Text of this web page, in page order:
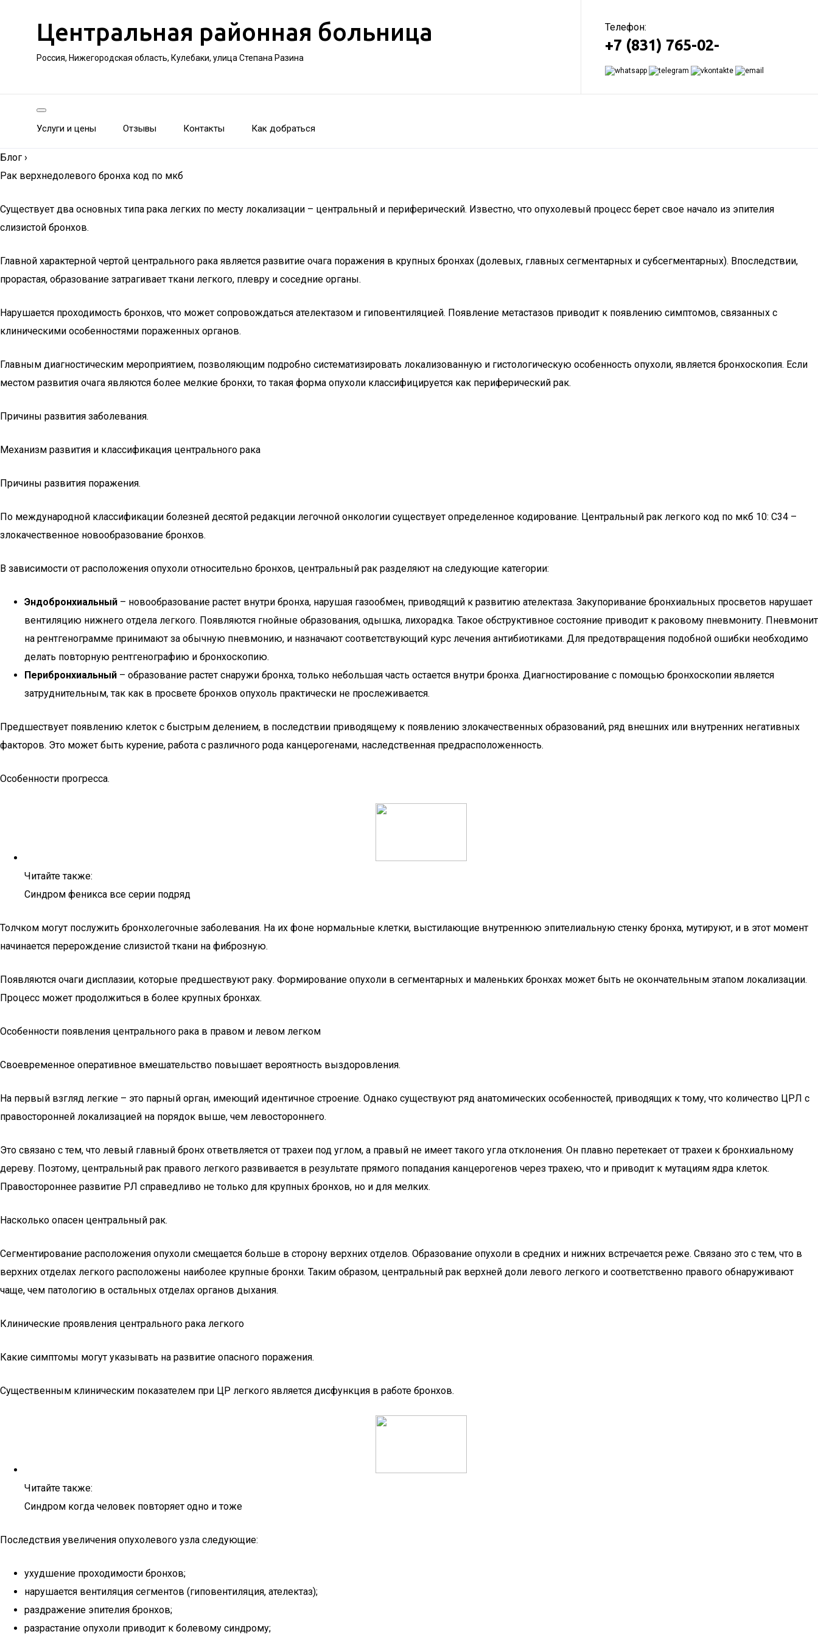
Центральная районная больница
Россия, Нижегородская область, Кулебаки, улица Степана Разина
Телефон:
+7 (831) 765-02-
Услуги и цены Отзывы Контакты Как добраться
Блог ›
Рак верхнедолевого бронха код по мкб
Существует два основных типа рака легких по месту локализации – центральный и периферический. Известно, что опухолевый процесс берет свое начало из эпителия
слизистой бронхов.
Главной характерной чертой центрального рака является развитие очага поражения в крупных бронхах (долевых, главных сегментарных и субсегментарных). Впоследствии,
прорастая, образование затрагивает ткани легкого, плевру и соседние органы.
Нарушается проходимость бронхов, что может сопровождаться ателектазом и гиповентиляцией. Появление метастазов приводит к появлению симптомов, связанных с
клиническими особенностями пораженных органов.
Главным диагностическим мероприятием, позволяющим подробно систематизировать локализованную и гистологическую особенность опухоли, является бронхоскопия. Если
местом развития очага являются более мелкие бронхи, то такая форма опухоли классифицируется как периферический рак.
Причины развития заболевания.
Механизм развития и классификация центрального рака
Причины развития поражения.
По международной классификации болезней десятой редакции легочной онкологии существует определенное кодирование. Центральный рак легкого код по мкб 10: С34 –
злокачественное новообразование бронхов.
В зависимости от расположения опухоли относительно бронхов, центральный рак разделяют на следующие категории:
Эндобронхиальный – новообразование растет внутри бронха, нарушая газообмен, приводящий к развитию ателектаза. Закупоривание бронхиальных просветов нарушает
вентиляцию нижнего отдела легкого. Появляются гнойные образования, одышка, лихорадка. Такое обструктивное состояние приводит к раковому пневмониту. Пневмонит
на рентгенограмме принимают за обычную пневмонию, и назначают соответствующий курс лечения антибиотиками. Для предотвращения подобной ошибки необходимо
делать повторную рентгенографию и бронхоскопию.
Перибронхиальный – образование растет снаружи бронха, только небольшая часть остается внутри бронха. Диагностирование с помощью бронхоскопии является
затруднительным, так как в просвете бронхов опухоль практически не прослеживается.
Предшествует появлению клеток с быстрым делением, в последствии приводящему к появлению злокачественных образований, ряд внешних или внутренних негативных
факторов. Это может быть курение, работа с различного рода канцерогенами, наследственная предрасположенность.
Особенности прогресса.
Читайте также:
Синдром феникса все серии подряд
Толчком могут послужить бронхолегочные заболевания. На их фоне нормальные клетки, выстилающие внутреннюю эпителиальную стенку бронха, мутируют, и в этот момент
начинается перерождение слизистой ткани на фиброзную.
Появляются очаги дисплазии, которые предшествуют раку. Формирование опухоли в сегментарных и маленьких бронхах может быть не окончательным этапом локализации.
Процесс может продолжиться в более крупных бронхах.
Особенности появления центрального рака в правом и левом легком
Своевременное оперативное вмешательство повышает вероятность выздоровления.
На первый взгляд легкие – это парный орган, имеющий идентичное строение. Однако существуют ряд анатомических особенностей, приводящих к тому, что количество ЦРЛ с
правосторонней локализацией на порядок выше, чем левостороннего.
Это связано с тем, что левый главный бронх ответвляется от трахеи под углом, а правый не имеет такого угла отклонения. Он плавно перетекает от трахеи к бронхиальному
дереву. Поэтому, центральный рак правого легкого развивается в результате прямого попадания канцерогенов через трахею, что и приводит к мутациям ядра клеток.
Правостороннее развитие РЛ справедливо не только для крупных бронхов, но и для мелких.
Насколько опасен центральный рак.
Сегментирование расположения опухоли смещается больше в сторону верхних отделов. Образование опухоли в средних и нижних встречается реже. Связано это с тем, что в
верхних отделах легкого расположены наиболее крупные бронхи. Таким образом, центральный рак верхней доли левого легкого и соответственно правого обнаруживают
чаще, чем патологию в остальных отделах органов дыхания.
Клинические проявления центрального рака легкого
Какие симптомы могут указывать на развитие опасного поражения.
Существенным клиническим показателем при ЦР легкого является дисфункция в работе бронхов.
Читайте также:
Синдром когда человек повторяет одно и тоже
Последствия увеличения опухолевого узла следующие:
ухудшение проходимости бронхов;
нарушается вентиляция сегментов (гиповентиляция, ателектаз);
раздражение эпителия бронхов;
разрастание опухоли приводит к болевому синдрому;